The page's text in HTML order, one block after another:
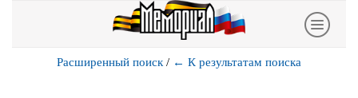
Расширенный поиск / ← К результатам поиска